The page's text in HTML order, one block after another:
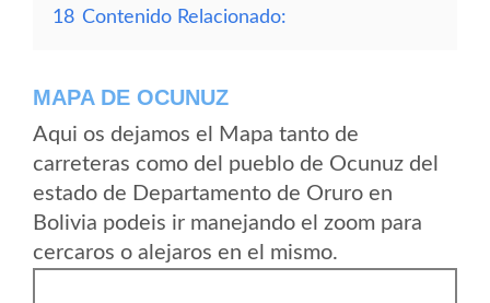
18 Contenido Relacionado:
MAPA DE OCUNUZ
Aqui os dejamos el Mapa tanto de
carreteras como del pueblo de Ocunuz del
estado de Departamento de Oruro en
Bolivia podeis ir manejando el zoom para
cercaros o alejaros en el mismo.